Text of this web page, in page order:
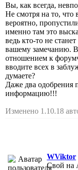
Вы, как всегда,
Не смотря на то, что
вероятно,
именно там это
ведь кто-то не
вашему замечанию.
отношением к
вводите всех в
думаете?
Даже два одобрения
информацию!!!
Изменено 1.10.18
WViktor
Свой на